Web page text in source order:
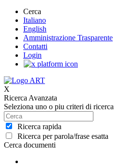
Cerca
Italiano
English
Amministrazione Trasparente
Contatti
Login
X
Ricerca Avanzata
Seleziona uno o piu criteri di ricerca
Ricerca rapida
Ricerca per parola/frase esatta
Cerca documenti